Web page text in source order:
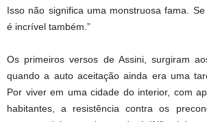
Isso não significa uma monstruosa fama. Se
é incrível também.”
Os primeiros versos de Assini, surgiram
quando a auto aceitação ainda era uma
Por viver em uma cidade do interior, com
habitantes, a resistência contra os